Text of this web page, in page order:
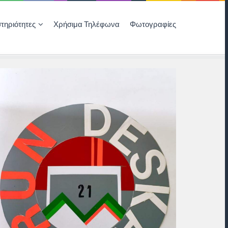
Χρήσιμα Τηλέφωνα Φωτογραφίες